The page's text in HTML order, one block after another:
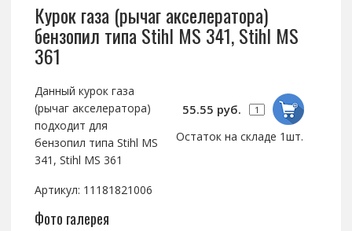
Курок газа (рычаг акселератора)
бензопил типа Stihl MS 341, Stihl MS
361
55.55 руб.
Остаток на складе 1шт.
Данный курок газа
(рычаг акселератора)
подходит для
бензопил типа Stihl MS
341, Stihl MS 361
Артикул: 11181821006
Фото галерея